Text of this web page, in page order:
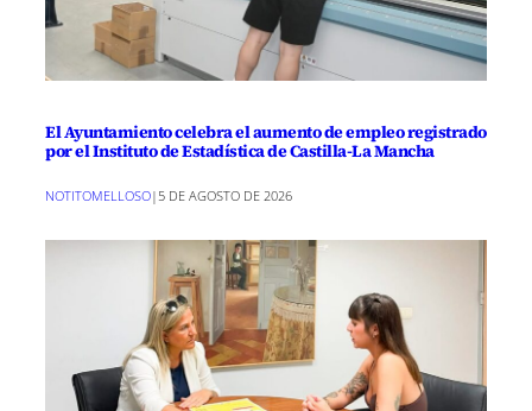
El Ayuntamiento celebra el aumento de empleo registrado
por el Instituto de Estadística de Castilla-La Mancha
NOTITOMELLOSO|5 DE AGOSTO DE 2026